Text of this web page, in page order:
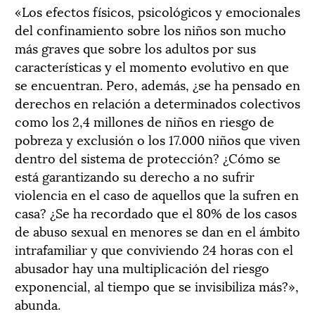
«Los efectos físicos, psicológicos y emocionales
del confinamiento sobre los niños son mucho
más graves que sobre los adultos por sus
características y el momento evolutivo en que
se encuentran. Pero, además, ¿se ha pensado en
derechos en relación a determinados colectivos
como los 2,4 millones de niños en riesgo de
pobreza y exclusión o los 17.000 niños que viven
dentro del sistema de protección? ¿Cómo se
está garantizando su derecho a no sufrir
violencia en el caso de aquellos que la sufren en
casa? ¿Se ha recordado que el 80% de los casos
de abuso sexual en menores se dan en el ámbito
intrafamiliar y que conviviendo 24 horas con el
abusador hay una multiplicación del riesgo
exponencial, al tiempo que se invisibiliza más?»,
abunda.